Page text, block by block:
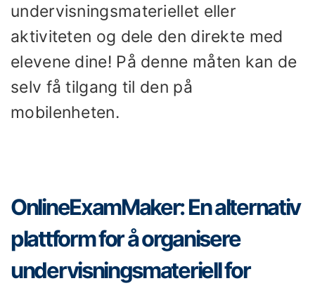
undervisningsmateriellet eller
aktiviteten og dele den direkte med
elevene dine! På denne måten kan de
selv få tilgang til den på
mobilenheten.
OnlineExamMaker: En alternativ
plattform for å organisere
undervisningsmateriell for